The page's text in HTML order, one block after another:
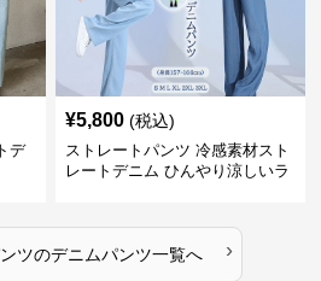
デ
¥5,800 (税込)
ストレートパンツ 冷感素材スト
レートデニム ひんやり涼しいラ
ツのデニムパンツ一覧へ ›